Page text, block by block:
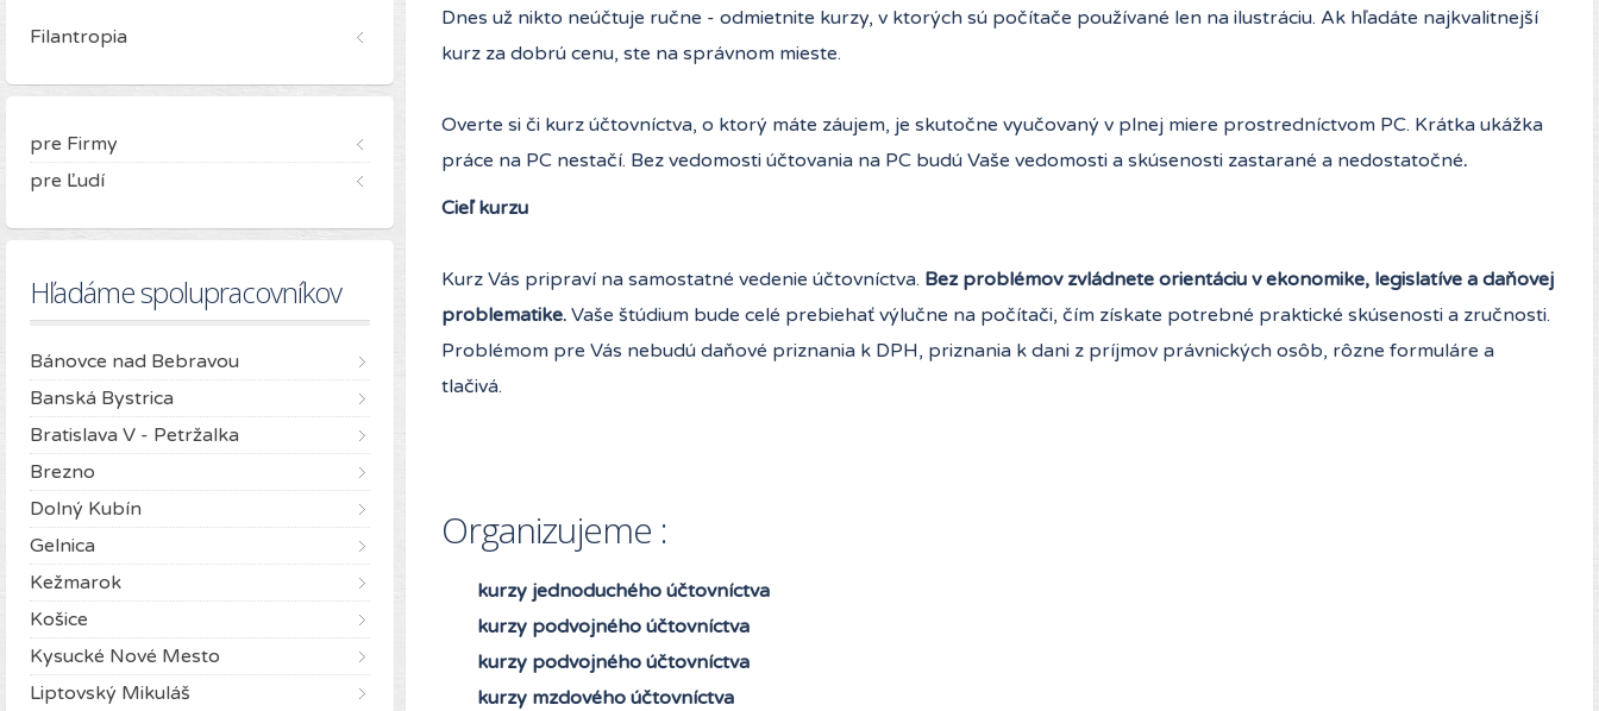
Dnes už nikto neúčtuje ručne - odmietnite kurzy, v ktorých sú počítače používané len na ilustráciu. Ak hľadáte najkvalitnejší
kurz za dobrú cenu, ste na správnom mieste.
Overte si či kurz účtovníctva, o ktorý máte záujem, je skutočne vyučovaný v plnej miere prostredníctvom PC. Krátka ukážka
práce na PC nestačí. Bez vedomosti účtovania na PC budú Vaše vedomosti a skúsenosti zastarané a nedostatočné.
Cieľ kurzu
Kurz Vás pripraví na samostatné vedenie účtovníctva. Bez problémov zvládnete orientáciu v ekonomike, legislatíve a daňovej
problematike. Vaše štúdium bude celé prebiehať výlučne na počítači, čím získate potrebné praktické skúsenosti a zručnosti.
Problémom pre Vás nebudú daňové priznania k DPH, priznania k dani z príjmov právnických osôb, rôzne formuláre a
tlačivá.
Organizujeme :
kurzy jednoduchého účtovníctva
kurzy podvojného účtovníctva
kurzy podvojného účtovníctva
kurzy mzdového účtovníctva
Filantropia
pre Firmy
pre Ľudí
Hľadáme spolupracovníkov
Bánovce nad Bebravou
Banská Bystrica
Bratislava V - Petržalka
Brezno
Dolný Kubín
Gelnica
Kežmarok
Košice
Kysucké Nové Mesto
Liptovský Mikuláš